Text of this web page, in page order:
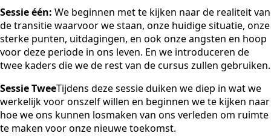
Sessie één: We beginnen met te kijken naar de realiteit van
de transitie waarvoor we staan, onze huidige situatie, onze
sterke punten, uitdagingen, en ook onze angsten en hoop
voor deze periode in ons leven. En we introduceren de
twee kaders die we de rest van de cursus zullen gebruiken.
Sessie TweeTijdens deze sessie duiken we diep in wat we
werkelijk voor onszelf willen en beginnen we te kijken naar
hoe we ons kunnen losmaken van ons verleden om ruimte
te maken voor onze nieuwe toekomst.